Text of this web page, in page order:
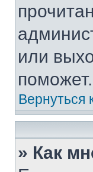
или
поможет.
Вернуться
» Как